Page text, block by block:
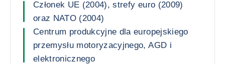
Członek UE (2004), strefy euro (2009)
oraz NATO (2004)
Centrum produkcyjne dla europejskiego
przemysłu motoryzacyjnego, AGD i
elektronicznego